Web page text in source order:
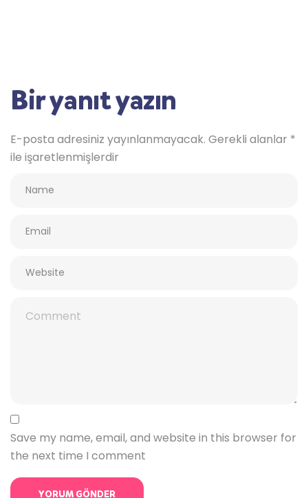
Bir yanıt yazın
E-posta adresiniz yayınlanmayacak. Gerekli alanlar *
ile işaretlenmişlerdir
Save my name, email, and website in this browser for
the next time I comment